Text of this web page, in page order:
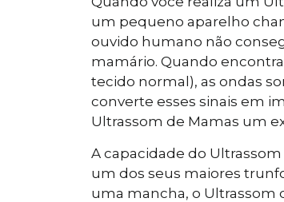
um pequeno aparelho
ouvido humano não
mamário. Quando
tecido normal), as ondas
converte esses sinais em
Ultrassom de Mamas um
A capacidade do
um dos seus maiores
uma mancha, o Ultrassom